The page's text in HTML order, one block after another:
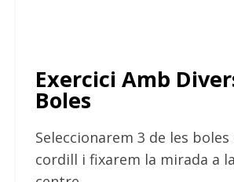
Exercici Amb
Boles
Seleccionarem 3 de les
cordill i fixarem la mirada a